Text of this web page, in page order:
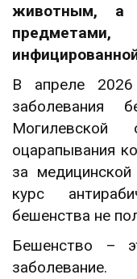
животным, а
В апреле 2026
заболевания
Могилевской
оцарапывания
за
курс
бешенства не
Бешенство –